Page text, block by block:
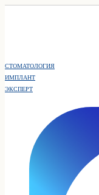
СТОМАТОЛОГИЯ
ИМПЛАНТ
ЭКСПЕРТ